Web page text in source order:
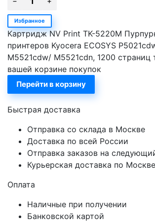
Избранное
Картридж NV Print TK-5220M
принтеров Kyocera ECOSYS
M5521cdw/ M5521cdn, 1200 страниц
вашей корзине покупок
Перейти в корзину
Быстрая доставка
Отправка со склада в Москве
Доставка по всей России
Отправка заказов на
Курьерская доставка по Москве
Оплата
Наличные при получении
Банковской картой